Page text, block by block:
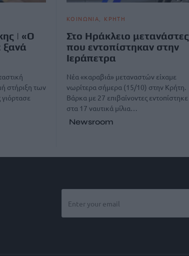
| «Ο
ξανά
στήριξη των
ΚΟΙΝΩΝΙΑ ΚΡΗΤΗ
Στο Ηράκλειο μετανάστες
που εντοπίστηκαν στην
Ιεράπετρα
Νέα «καραβιά» μεταναστών είχαμε
νωρίτερα σήμερα (15/10) στην Κρήτη.
Βάρκα με 27 επιβαίνοντες εντοπίστηκε
στα 17 ναυτικά μίλια…
Newsroom